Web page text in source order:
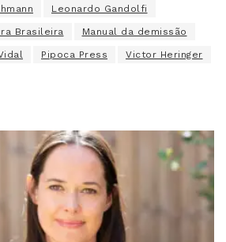
Leonardo Gandolfi
Brasileira Manual da demissão
Pipoca Press Victor Heringer